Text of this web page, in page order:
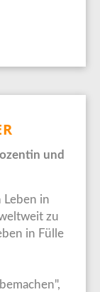
und
in
zu
in Fülle